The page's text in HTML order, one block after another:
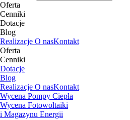
Oferta
Cenniki
Dotacje
Blog
Realizacje O nasKontakt
Oferta
Cenniki
Dotacje
Blog
Realizacje O nasKontakt
Wycena Pompy Ciepła
Wycena Fotowoltaiki
i Magazynu Energii